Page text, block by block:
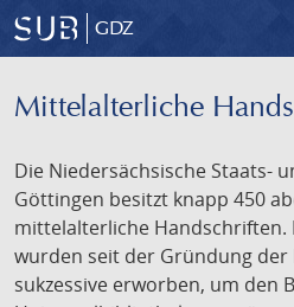
GDZ
Mittelalterliche
Die Niedersächsische Staats-
Göttingen besitzt knapp 450
mittelalterliche Handschriften.
wurden seit der Gründung der
sukzessive erworben, um den